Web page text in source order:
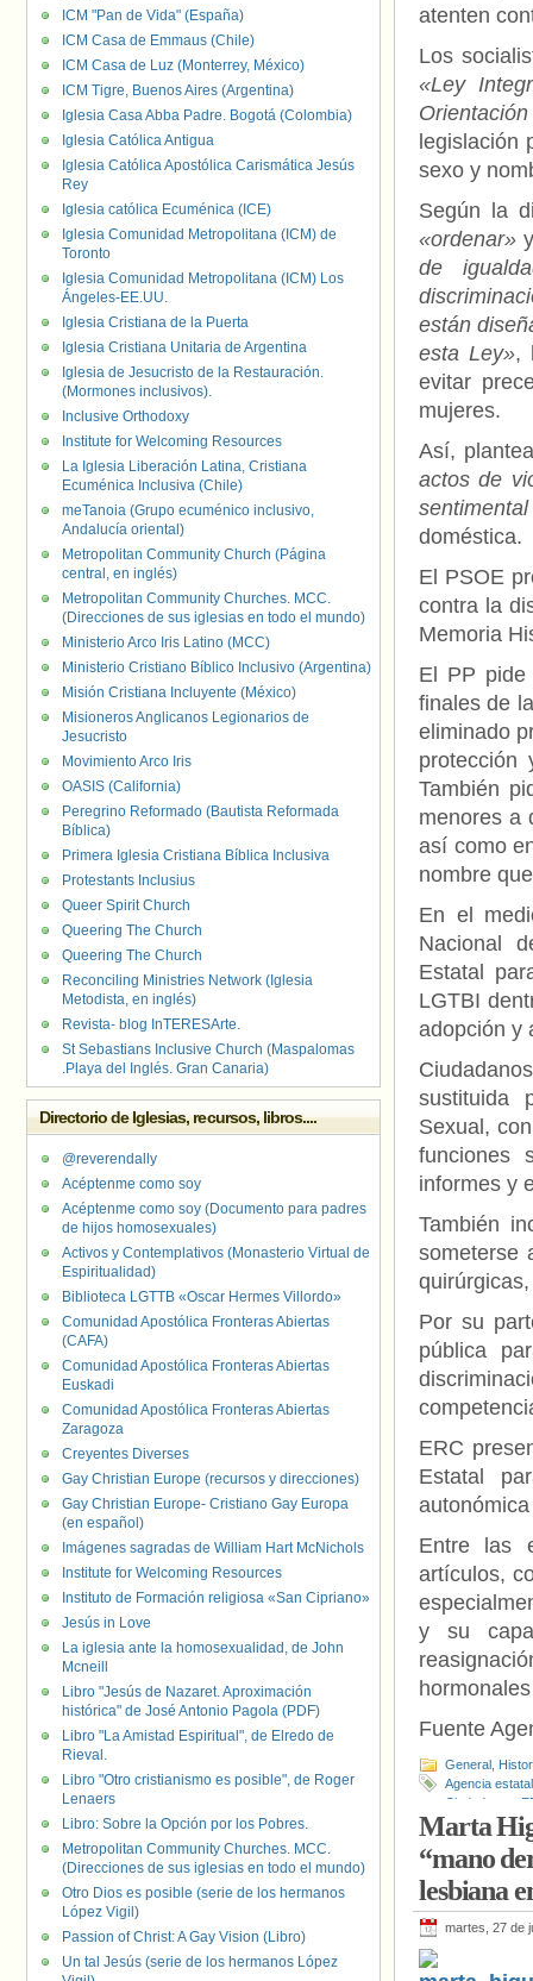
atenten
Los
«Ley
legislación
sexo y
Según la
«ordenar»
de
están
esta Ley»,
evitar
mujeres.
Así,
actos de
doméstica.
El PSOE
contra la
Memoria
El PP pide
finales de
eliminado
protección
También
menores a
así como
nombre
En el
Nacional
Estatal
LGTBI
adopción y
sustituida
Sexual,
funciones
informes y
También
someterse
Por su
pública
ERC
Estatal
Entre las
artículos,
y su
Fuente
General
Agencia
Ciudadanos
Podemos
Marta
“mano
lesbiana
martes, 27 de
ICM "Pan de Vida" (España)
ICM Casa de Emmaus (Chile)
ICM Casa de Luz (Monterrey, México)
ICM Tigre, Buenos Aires (Argentina)
Iglesia Casa Abba Padre. Bogotá (Colombia)
Iglesia Católica Antigua
Iglesia Católica Apostólica Carismática Jesús
Rey
Iglesia católica Ecuménica (ICE)
Iglesia Comunidad Metropolitana (ICM) de
Toronto
Iglesia Comunidad Metropolitana (ICM) Los
Ángeles-EE.UU.
Iglesia Cristiana de la Puerta
Iglesia Cristiana Unitaria de Argentina
Iglesia de Jesucristo de la Restauración.
(Mormones inclusivos).
Inclusive Orthodoxy
Institute for Welcoming Resources
La Iglesia Liberación Latina, Cristiana
Ecuménica Inclusiva (Chile)
meTanoia (Grupo ecuménico inclusivo,
Andalucía oriental)
Metropolitan Community Church (Página
central, en inglés)
Metropolitan Community Churches. MCC.
(Direcciones de sus iglesias en todo el mundo)
Ministerio Arco Iris Latino (MCC)
Ministerio Cristiano Bíblico Inclusivo (Argentina)
Misión Cristiana Incluyente (México)
Misioneros Anglicanos Legionarios de
Jesucristo
Movimiento Arco Iris
OASIS (California)
Peregrino Reformado (Bautista Reformada
Bíblica)
Primera Iglesia Cristiana Bíblica Inclusiva
Protestants Inclusius
Queer Spirit Church
Queering The Church
Queering The Church
Reconciling Ministries Network (Iglesia
Metodista, en inglés)
Revista- blog InTERESArte.
St Sebastians Inclusive Church (Maspalomas
.Playa del Inglés. Gran Canaria)
Directorio de Iglesias, recursos, libros....
@reverendally
Acéptenme como soy
Acéptenme como soy (Documento para padres
de hijos homosexuales)
Activos y Contemplativos (Monasterio Virtual de
Espiritualidad)
Biblioteca LGTTB «Oscar Hermes Villordo»
Comunidad Apostólica Fronteras Abiertas
(CAFA)
Comunidad Apostólica Fronteras Abiertas
Euskadi
Comunidad Apostólica Fronteras Abiertas
Zaragoza
Creyentes Diverses
Gay Christian Europe (recursos y direcciones)
Gay Christian Europe- Cristiano Gay Europa
(en español)
Imágenes sagradas de William Hart McNichols
Institute for Welcoming Resources
Instituto de Formación religiosa «San Cipriano»
Jesús in Love
La iglesia ante la homosexualidad, de John
Mcneill
Libro "Jesús de Nazaret. Aproximación
histórica" de José Antonio Pagola (PDF)
Libro "La Amistad Espiritual", de Elredo de
Rieval.
Libro "Otro cristianismo es posible", de Roger
Lenaers
Libro: Sobre la Opción por los Pobres.
Metropolitan Community Churches. MCC.
(Direcciones de sus iglesias en todo el mundo)
Otro Dios es posible (serie de los hermanos
López Vigil)
Passion of Christ: A Gay Vision (Libro)
Un tal Jesús (serie de los hermanos López